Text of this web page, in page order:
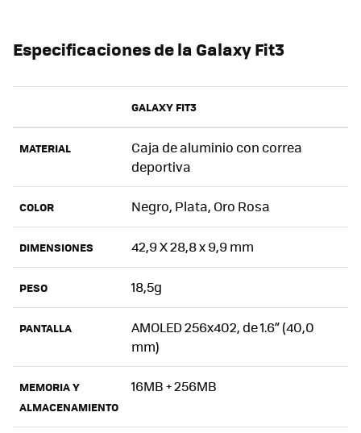
Especificaciones de la Galaxy Fit3
GALAXY FIT3
MATERIAL
Caja de aluminio con correa
deportiva
COLOR Negro, Plata, Oro Rosa
DIMENSIONES 42,9 X 28,8 x 9,9 mm
PESO 18,5g
PANTALLA
AMOLED 256x402, de 1.6” (40,0
mm)
MEMORIA Y
ALMACENAMIENTO
16MB + 256MB